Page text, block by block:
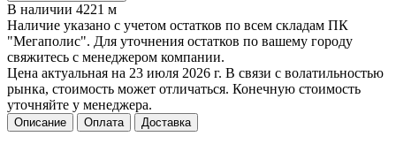
В наличии 4221 м
Наличие указано с учетом остатков по всем складам ПК
"Мегаполис". Для уточнения остатков по вашему городу
свяжитесь с менеджером компании.
Цена актуальная на 23 июля 2026 г. В связи с волатильностью
рынка, стоимость может отличаться. Конечную стоимость
уточняйте у менеджера.
Описание Оплата Доставка